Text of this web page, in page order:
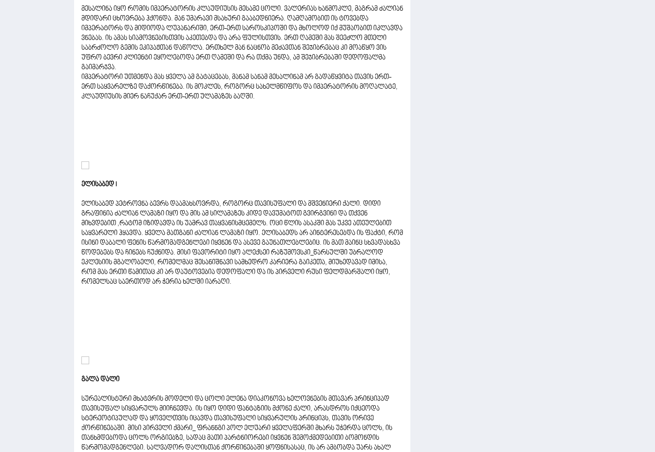
მესალინა იყო რომის იმპერატორის კლაუდიუსის მესამე ცოლი. ვალერიას ხანმოკლე, მაგრამ ძალიან
მდიდარი ცხოვრება ჰქონდა. მან უმარავი მსახური გააბედნიერა. ღამღამობით ის ტოვებდა
იმპერატორს და მიდიოდა ლუპანარიში, ერთ-ერთ საროსკიპოში და მხოლოდ იქ მუშაობით იკლავდა
ვნებას. ის ამას სიამოვნებისთვის აკეთებდა და არა ფულისთვის. ერთ ღამეში მას შეეძლო მთელი
საბრძოლო გემის ეკიპაჟთან დაწოლა. ერთხელ მან ნაცნობ მეძავთან შეჯიბრებაც კი მოაწყო ვის
უფრო ბევრი კლიენტი ეყოლებოდა ერთ ღამეში და რა თქმა უნდა, ამ შეჯიბრებაში დედოფალმა
გაიმარჯვა.
იმპერატორი უთმენდა მას ყველა ამ გატაცებას, მანამ სანამ მესალინამ არ გადაწყვიტა თავის ერთ-
ერთ საყვარელზე დაქორწინება. ის მოკლეს, როგორც სახელმწიფოს და იმპერატორის მოღალატე,
კლაუდიუსის მიერ ნაჩუქარ ერთ-ერთ ულამაზეს ბაღში.
ელისაბედ I
ელისაბედ პეტროვნა ბევრს დაამახსოვრდა, როგორც თავისუფალი და მშვენიერი ქალი. დიდი
გრაფინია ძალიან ლამაზი იყო და მის ამ სილამაზეს კიდე დავუმატოთ გვირგვინი და თქვენ
მიხვდებით ,რატომ იზიდავდა ის უამრავ თაყვანისმცემელს. ოცი წლის ასაკში მას უკვე ათეულებით
საყვარელი ჰყავდა. ყველა მათგანი ძალიან ლამაზი იყო. ელისაბედს არ აინტერესებდა ის ფაქტი, რომ
ისინი დაბალი ფენის წარმომადგენლები იყვნენ და ასევე გაუნათლებლებიც. ის მათ მაინც სხვადასხვა
წოდებებს და ჩინებს ჩუქნიდა. მისი ფავორიტი იყო ალექსეი რაზუმოვსკი_წარსულში უბრალოდ
ეკლესიის მგალობელი, რომელმაც შესანიშნავი სამხედრო კარიერა გაიკეთა, მიუხედავად იმისა,
რომ მას ერთი წამითაც კი არ დაუტოვებია დედოფალი და ის პირველი რუსი ფელდმარშალი იყო,
რომელსაც საერთოდ არ ჭერია ხელში იარაღი.
გალა დალი
სურეალისტური მხატვრის მოდელი და ცოლი ელენა დიაკონოვა ხელოვნების მთავარ პრინციპად
თავისუფალ სიყვარულს მიიჩნევდა. ის იყო დიდი ფანტაზიის მქონე ქალი, არასდროს იქცეოდა
სტერეოტიპულად და ყოველთვის იცავდა თავისუფალი სიყვარულის პრინციპს, თავის ორივე
ქორწინებაში. მისი პირველი ქმარი_ ფრანნგი პოლ ელუარი ყველაფერში მხარს უჭერდა ცოლს, ის
თანხმდებოდა ცოლს ორგიებზე, სადაც მათი პარტნიორები იყვნენ შემოქმედებითი ბომონდის
წარმომადგენლები. სალვადორ დალისთან ქორწინებაში ყოფნისასაც, ის არ ამბობდა უარს ახალ